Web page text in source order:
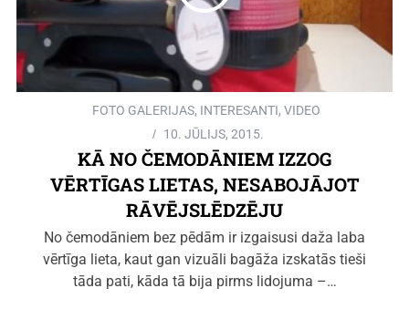
FOTO GALERIJAS, INTERESANTI, VIDEO
10. JŪLIJS, 2015.
KĀ NO ČEMODĀNIEM IZZOG
VĒRTĪGAS LIETAS, NESABOJĀJOT
RĀVĒJSLĒDZĒJU
No čemodāniem bez pēdām ir izgaisusi daža laba
vērtīga lieta, kaut gan vizuāli bagāža izskatās tieši
tāda pati, kāda tā bija pirms lidojuma –…